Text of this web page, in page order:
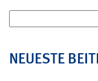
nach:
NEUESTE